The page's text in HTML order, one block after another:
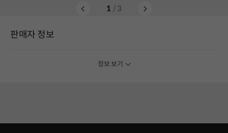
1 / 3
판매자 정보
정보 보기